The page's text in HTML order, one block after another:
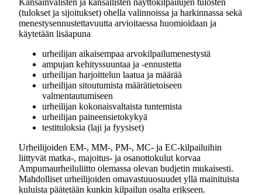
Kansainvälisten ja kansallisten näyttökilpailujen tulosten
(tulokset ja sijoitukset) ohella valinnoissa ja harkinnassa sekä
menestysennustettavuutta arvioitaessa huomioidaan ja
käytetään lisäapuna
urheilijan aikaisempaa arvokilpailumenestystä
ampujan kehityssuuntaa ja -ennustetta
urheilijan harjoittelun laatua ja määrää
urheilijan sitoutumista määrätietoiseen
valmentautumiseen
urheilijan kokonaisvaltaista tuntemista
urheilijan paineensietokykyä
testituloksia (laji ja fyysiset)
Urheilijoiden EM-, MM-, PM-, MC- ja EC-kilpailuihin
liittyvät matka-, majoitus- ja osanottokulut korvaa
Ampumaurheiluliitto olemassa olevan budjetin mukaisesti.
Mahdolliset urheilijoiden omavastuuosuudet yllä mainituista
kuluista päätetään kunkin kilpailun osalta erikseen.